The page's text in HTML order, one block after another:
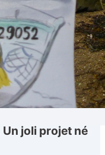
Un joli projet né